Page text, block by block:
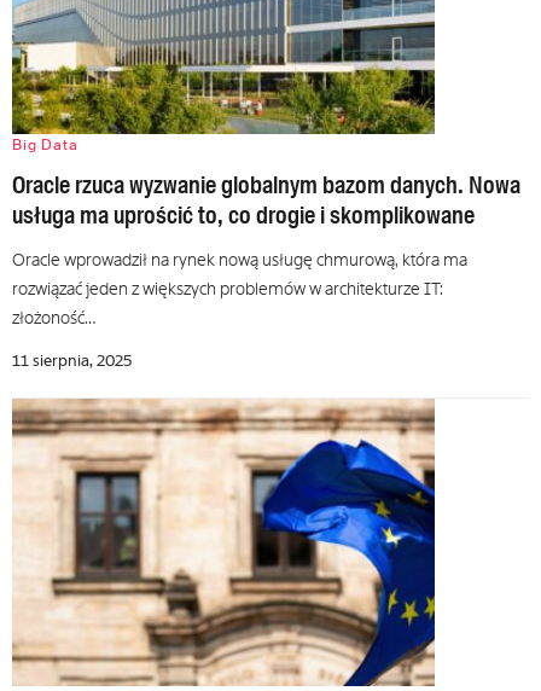
Big Data
Oracle rzuca wyzwanie globalnym bazom danych. Nowa
usługa ma uprościć to, co drogie i skomplikowane
Oracle wprowadził na rynek nową usługę chmurową, która ma
rozwiązać jeden z większych problemów w architekturze IT:
złożoność…
11 sierpnia, 2025